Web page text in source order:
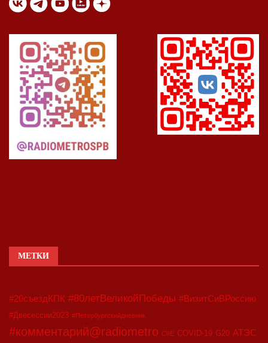
МЕТКИ
#20съездКПК #80летВеликойПобеды #ВизитСиВРоссию
#Двесессии2023 #Петербургскийдневник
#комментарий@radiometro CIIE COVID-19 G20 АТЭС